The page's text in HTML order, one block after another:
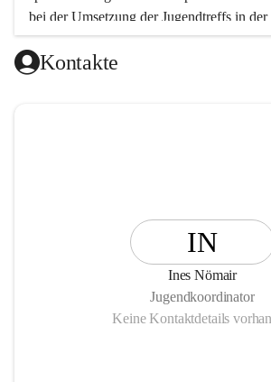
bei der Umsetzung der Jugendtreffs in
hinaus wurden und werden Projekte und
den Bereichen Jugendkultur, Beteiligung
Kontakte
IN
Ines Nömair
Jugendkoordinator
Keine Kontaktdetails